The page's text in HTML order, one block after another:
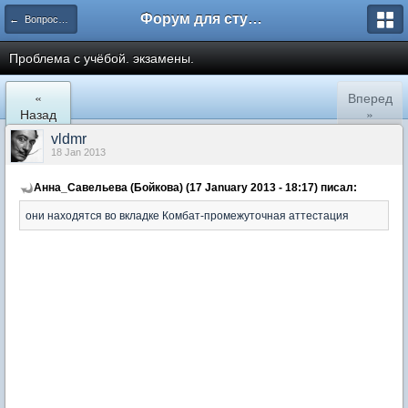
← Вопросы и ответы Форум для студента СГА
Проблема с учёбой. экзамены.
«
Назад
Вперед
»
vldmr
18 Jan 2013
Анна_Савельева (Бойкова) (17 January 2013 - 18:17) писал:
они находятся во вкладке Комбат-промежуточная аттестация